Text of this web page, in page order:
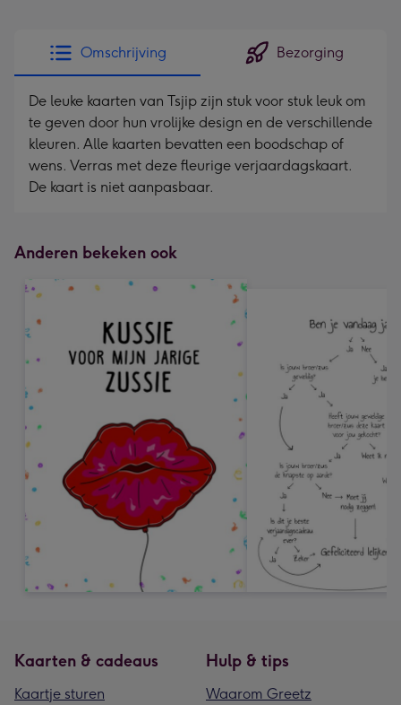
-
Dimensions:
241
x
333
mm
Omschrijving Bezorging
De leuke kaarten van Tsjip zijn stuk voor stuk leuk om
te geven door hun vrolijke design en de verschillende
kleuren. Alle kaarten bevatten een boodschap of
wens. Verras met deze fleurige verjaardagskaart.
De kaart is niet aanpasbaar.
Anderen bekeken ook
Kaarten & cadeaus
Kaartje sturen
Hulp & tips
Waarom Greetz